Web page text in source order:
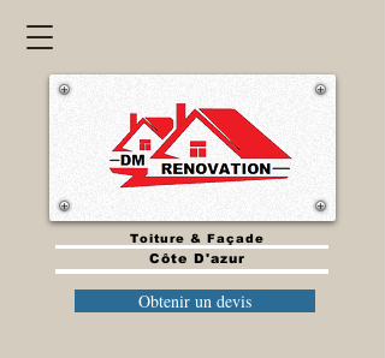
Toiture & Façade
Côte D'azur
Obtenir un devis